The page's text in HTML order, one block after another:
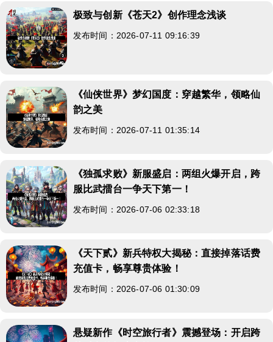
极致与创新《苍天2》创作理念浅谈
发布时间：2026-07-11 09:16:39
《仙侠世界》梦幻国度：穿越繁华，领略仙
韵之美
发布时间：2026-07-11 01:35:14
《独孤求败》新服盛启：两组火爆开启，跨
服比武擂台一争天下第一！
发布时间：2026-07-06 02:33:18
《天下贰》新兵特权大揭秘：直接掉落话费
充值卡，畅享尊贵体验！
发布时间：2026-07-06 01:30:09
悬疑新作《时空旅行者》震撼登场：开启跨